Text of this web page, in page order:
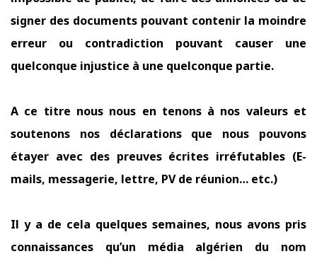
signer des documents pouvant contenir la moindre
erreur ou contradiction pouvant causer une
quelconque injustice à une quelconque partie.
A ce titre nous nous en tenons à nos valeurs et
soutenons nos déclarations que nous pouvons
étayer avec des preuves écrites irréfutables (E-
mails, messagerie, lettre, PV de réunion… etc.)
Il y a de cela quelques semaines, nous avons pris
connaissances qu’un média algérien du nom